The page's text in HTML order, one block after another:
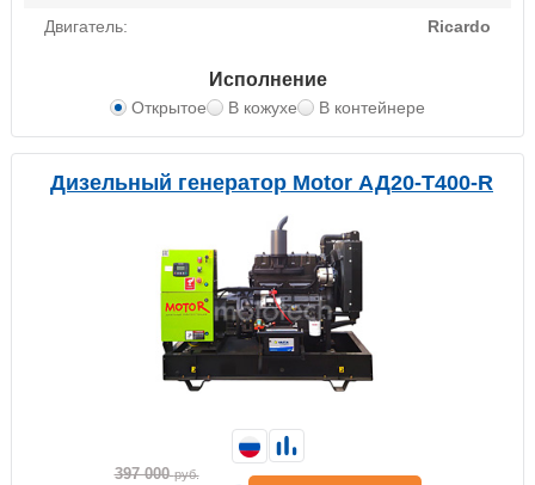
Двигатель:
Ricardo
Исполнение
Открытое В кожухе В контейнере
Дизельный генератор Motor АД20-Т400-R
397 000 руб.